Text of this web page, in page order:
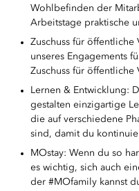
Wohlbefinden der
Arbeitstage praktische
Zuschuss für öffentliche
unseres Engagements
Zuschuss für öffentliche
Lernen & Entwicklung:
gestalten einzigartige
die auf verschiedene
sind, damit du
MOstay: Wenn du so
es wichtig, sich auch
der #MOfamily kannst